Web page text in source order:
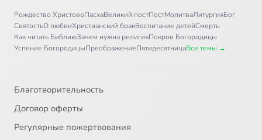
Рождество ХристовоПасхаВеликий постПостМолитваЛитургияБог
СвятостьО любвиХристианский бракВоспитание детейСмерть
Как читать БиблиюЗачем нужна религияПокров Богородицы
Успение БогородицыПреображениеПятидесятницаВсе темы →
Благотворительность
Договор оферты
Регулярные пожертвования